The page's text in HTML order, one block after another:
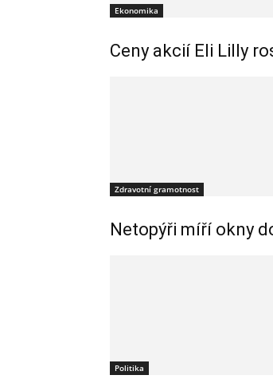
Ekonomika
Ceny akcií Eli Lilly
Zdravotní gramotnost
Netopýři míří okny
Politika